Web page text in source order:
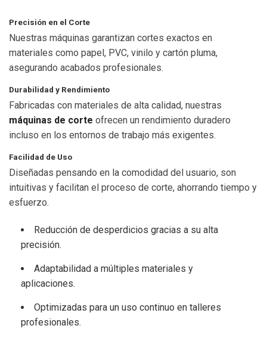
Precisión en el Corte
Nuestras máquinas garantizan cortes exactos en
materiales como papel, PVC, vinilo y cartón pluma,
asegurando acabados profesionales.
Durabilidad y Rendimiento
Fabricadas con materiales de alta calidad, nuestras
máquinas de corte ofrecen un rendimiento duradero
incluso en los entornos de trabajo más exigentes.
Facilidad de Uso
Diseñadas pensando en la comodidad del usuario, son
intuitivas y facilitan el proceso de corte, ahorrando tiempo y
esfuerzo.
Reducción de desperdicios gracias a su alta
precisión.
Adaptabilidad a múltiples materiales y
aplicaciones.
Optimizadas para un uso continuo en talleres
profesionales.